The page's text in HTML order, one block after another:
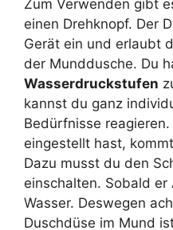
Zum Verwenden gibt
einen Drehknopf. Der
Gerät ein und erlaubt
der Munddusche. Du
Wasserdruckstufen
kannst du ganz
Bedürfnisse
eingestellt hast,
Dazu musst du den
einschalten. Sobald
Wasser. Deswegen
Duschdüse im Mund